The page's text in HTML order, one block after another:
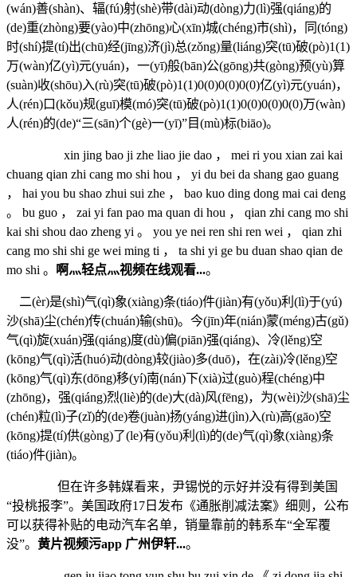
(wán)善(shàn)、辐(fú)射(shè)带(dài)动(dòng)力(lì)强(qiáng)的
(de)重(zhòng)要(yào)中(zhōng)心(xīn)城(chéng)市(shì)，同(tóng)
时(shí)提(tí)出(chū)经(jīng)济(jì)总(zǒng)量(liáng)突(tū)破(pò)1(1)
万(wàn)亿(yì)元(yuán)，一(yī)般(bān)公(gōng)共(gòng)预(yù)算
(suàn)收(shōu)入(rù)突(tū)破(pò)1(1)0(0)0(0)0(0)亿(yì)元(yuán)，
人(rén)口(kǒu)规(guī)模(mó)突(tū)破(pò)1(1)0(0)0(0)0(0)万(wàn)
人(rén)的(de)“三(sān)个(gè)一(yī)”目(mù)标(biāo)。
xin jing bao ji zhe liao jie dao ， mei ri you xian zai kai
chuang qian zhi cang mo shi hou ， yi du bei da shang gao guang
， hai you bu shao zhui sui zhe ， bao kuo ding dong mai cai deng
。 bu guo ， zai yi fan pao ma quan di hou ， qian zhi cang mo shi
kai shi shou dao zheng yi 。 you ye nei ren shi ren wei ， qian zhi
cang mo shi shi ge wei ming ti ， ta shi yi ge bu duan shao qian de
mo shi 。 啊灬轻点灬视频在线观看...。
二(èr)是(shì)气(qì)象(xiàng)条(tiáo)件(jiàn)有(yǒu)利(lì)于(yú)
沙(shā)尘(chén)传(chuán)输(shū)。今(jīn)年(nián)蒙(méng)古(gǔ)
气(qì)旋(xuán)强(qiáng)度(dù)偏(piān)强(qiáng)、冷(lěng)空
(kōng)气(qì)活(huó)动(dòng)较(jiào)多(duō)，在(zài)冷(lěng)空
(kōng)气(qì)东(dōng)移(yí)南(nán)下(xià)过(guò)程(chéng)中
(zhōng)，强(qiáng)烈(liè)的(de)大(dà)风(fēng)，为(wèi)沙(shā)尘
(chén)粒(lì)子(zǐ)的(de)卷(juàn)扬(yáng)进(jìn)入(rù)高(gāo)空
(kōng)提(tí)供(gòng)了(le)有(yǒu)利(lì)的(de)气(qì)象(xiàng)条
(tiáo)件(jiàn)。
但在许多韩媒看来，尹锡悦的示好并没有得到美国
“投桃报李”。美国政府17日发布《通胀削减法案》细则，公布
可以获得补贴的电动汽车名单，销量靠前的韩系车“全军覆
没”。 黄片视频污app 广州伊轩...。